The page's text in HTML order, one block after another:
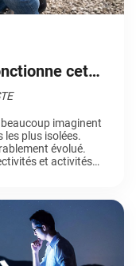
cette
par
imaginent
les plus isolées.
évolué.
et activités
de la […]